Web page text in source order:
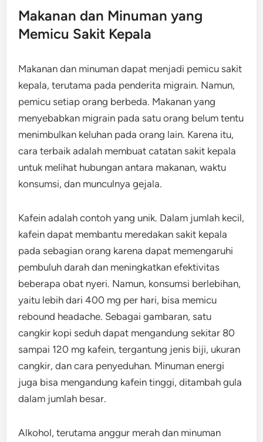
Makanan dan Minuman yang
Memicu Sakit Kepala
Makanan dan minuman dapat menjadi pemicu sakit
kepala, terutama pada penderita migrain. Namun,
pemicu setiap orang berbeda. Makanan yang
menyebabkan migrain pada satu orang belum tentu
menimbulkan keluhan pada orang lain. Karena itu,
cara terbaik adalah membuat catatan sakit kepala
untuk melihat hubungan antara makanan, waktu
konsumsi, dan munculnya gejala.
Kafein adalah contoh yang unik. Dalam jumlah kecil,
kafein dapat membantu meredakan sakit kepala
pada sebagian orang karena dapat memengaruhi
pembuluh darah dan meningkatkan efektivitas
beberapa obat nyeri. Namun, konsumsi berlebihan,
yaitu lebih dari 400 mg per hari, bisa memicu
rebound headache. Sebagai gambaran, satu
cangkir kopi seduh dapat mengandung sekitar 80
sampai 120 mg kafein, tergantung jenis biji, ukuran
cangkir, dan cara penyeduhan. Minuman energi
juga bisa mengandung kafein tinggi, ditambah gula
dalam jumlah besar.
Alkohol, terutama anggur merah dan minuman